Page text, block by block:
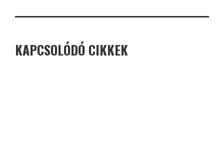
KAPCSOLÓDÓ CIKKEK